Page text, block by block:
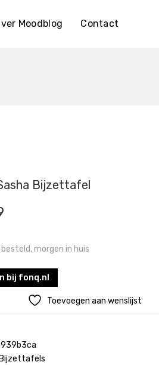
Moodblog Contact
Bijzettafel
morgen in huis
bij fonq.nl
Toevoegen aan wenslijst
Bijzettafels